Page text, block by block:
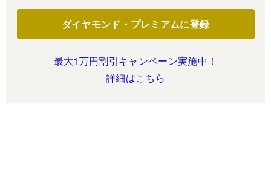
ダイヤモンド・プレミアムに登録
最大1万円割引キャンペーン実施中！
詳細はこちら